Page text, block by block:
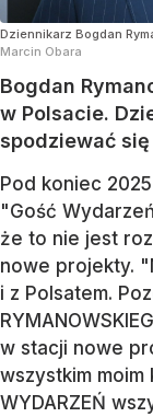
Dziennikarz Bogdan
Marcin Obara
Bogdan
w Polsacie.
spodziewać
Pod koniec
"Gość
że to nie jest
nowe projekty.
i z Polsatem.
w stacji nowe
wszystkim moim
WYDARZEŃ